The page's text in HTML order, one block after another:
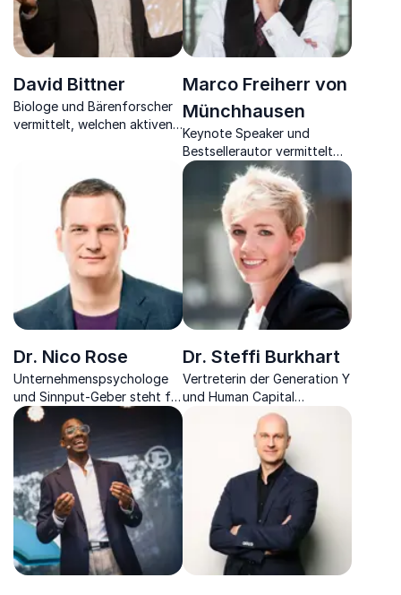
David Bittner
Biologe und Bärenforscher
vermittelt, welchen aktiven
Miteinander hat.
Marco Freiherr von
Münchhausen
Keynote Speaker und
Bestsellerautor vermittelt
Motivations- und
Erfolgsstrategien mit
Tiefgang und
Unterhaltungswert.
Dr. Nico Rose
Unternehmenspsychologe
und Sinnput-Geber steht für
Authentizität, Partizipation
und Inspiration für Mensch
und Organisation.
Dr. Steffi Burkhart
Vertreterin der Generation Y
und Human Capital
Evangelist bringt Ihnen die
digitalen Könner und die
V.U.K.A.-World näher.